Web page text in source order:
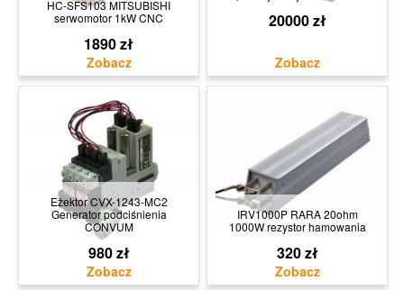
HC-SFS103 MITSUBISHI
serwomotor 1kW CNC
1890 zł
20000 zł
Eżektor CVX-1243-MC2
Generator podciśnienia
CONVUM
980 zł
IRV1000P RARA 20ohm
1000W rezystor hamowania
320 zł